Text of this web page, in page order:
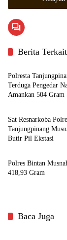
Berita Terkait
Hukrim
Polresta
Terduga Pengedar
Amankan 504 Gram
Zona Kepri
Sat Resnarkoba
Tanjungpinang
Butir Pil Ekstasi
Bintan
Polres Bintan
418,93 Gram
Baca Juga